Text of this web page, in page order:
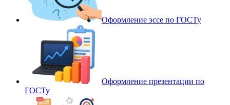
Оформление эссе по ГОСТу
Оформление презентации по
ГОСТу